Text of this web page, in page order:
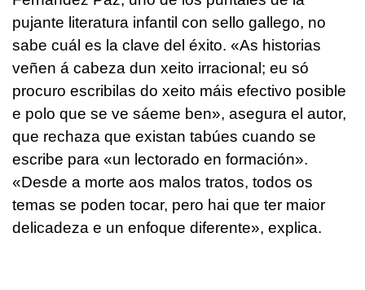
pujante literatura infantil con sello gallego, no
sabe cuál es la clave del éxito. «As historias
veñen á cabeza dun xeito irracional; eu só
procuro escribilas do xeito máis efectivo posible
e polo que se ve sáeme ben», asegura el autor,
que rechaza que existan tabúes cuando se
escribe para «un lectorado en formación».
«Desde a morte aos malos tratos, todos os
temas se poden tocar, pero hai que ter maior
delicadeza e un enfoque diferente», explica.